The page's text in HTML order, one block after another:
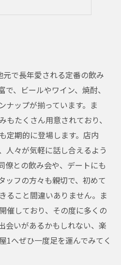
で長年愛される定番の飲み
、ビールやワイン、焼酎、
ナップが揃っています。ま
もたくさん用意されており、
定期的に登場します。店内
人々が気軽に話し合えるよう
僚との飲み会や、デートにも
ッフの方々も親切で、初めて
ること間違いありません。ま
催しており、その度に多くの
会いがあるかもしれない、楽
1へぜひ一度足を運んでみてく